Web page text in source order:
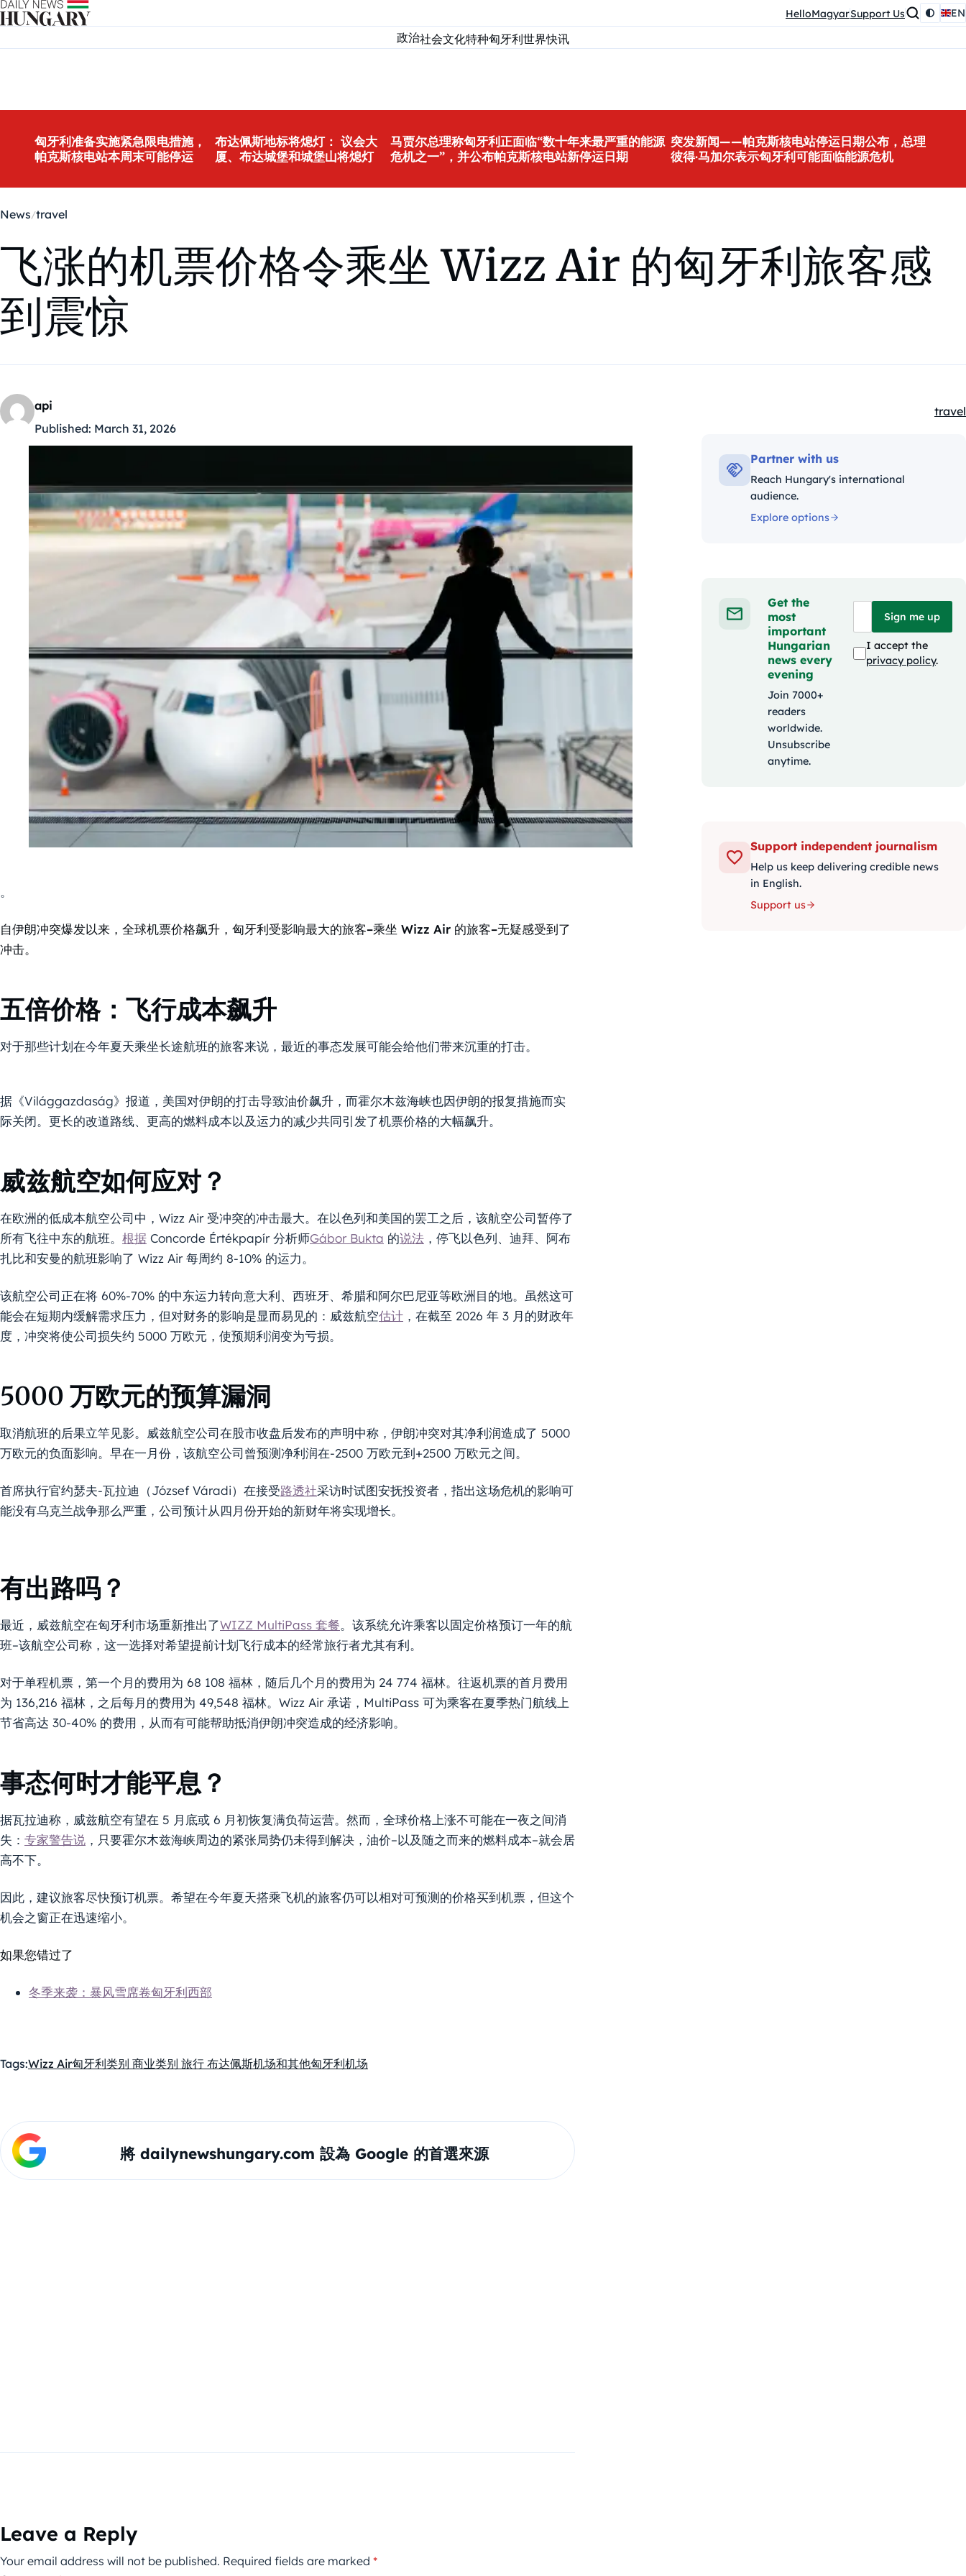
Skip to content HelloMagyarSupport Us EN
政治社会文化特种匈牙利世界快讯
匈牙利准备实施紧急限电措施，
帕克斯核电站本周末可能停运
布达佩斯地标将熄灯： 议会大
厦、布达城堡和城堡山将熄灯
马贾尔总理称匈牙利正面临“数十年来最严重的能源
危机之一”，并公布帕克斯核电站新停运日期
突发新闻——帕克斯核电站停运日期公布，总理
彼得·马加尔表示匈牙利可能面临能源危机
News travel
飞涨的机票价格令乘坐 Wizz Air 的匈牙利旅客感
到震惊
api
Published: March 31, 2026
travel
。
自伊朗冲突爆发以来，全球机票价格飙升，匈牙利受影响最大的旅客–乘坐 Wizz Air 的旅客–无疑感受到了
冲击。
五倍价格：飞行成本飙升
对于那些计划在今年夏天乘坐长途航班的旅客来说，最近的事态发展可能会给他们带来沉重的打击。
据《Világgazdaság》报道，美国对伊朗的打击导致油价飙升，而霍尔木兹海峡也因伊朗的报复措施而实
际关闭。更长的改道路线、更高的燃料成本以及运力的减少共同引发了机票价格的大幅飙升。
威兹航空如何应对？
在欧洲的低成本航空公司中，Wizz Air 受冲突的冲击最大。在以色列和美国的罢工之后，该航空公司暂停了
所有飞往中东的航班。 根据 Concorde Értékpapír 分析师Gábor Bukta 的说法 ，停飞以色列、迪拜、阿布
扎比和安曼的航班影响了 Wizz Air 每周约 8-10% 的运力。
该航空公司正在将 60%-70% 的中东运力转向意大利、西班牙、希腊和阿尔巴尼亚等欧洲目的地。虽然这可
能会在短期内缓解需求压力，但对财务的影响是显而易见的：威兹航空估计 ，在截至 2026 年 3 月的财政年
度，冲突将使公司损失约 5000 万欧元，使预期利润变为亏损。
5000 万欧元的预算漏洞
取消航班的后果立竿见影。威兹航空公司在股市收盘后发布的声明中称，伊朗冲突对其净利润造成了 5000
万欧元的负面影响。早在一月份，该航空公司曾预测净利润在-2500 万欧元到+2500 万欧元之间。
首席执行官约瑟夫-瓦拉迪（József Váradi）在接受路透社采访时试图安抚投资者，指出这场危机的影响可
能没有乌克兰战争那么严重，公司预计从四月份开始的新财年将实现增长。
有出路吗？
最近，威兹航空在匈牙利市场重新推出了WIZZ MultiPass 套餐。该系统允许乘客以固定价格预订一年的航
班–该航空公司称，这一选择对希望提前计划飞行成本的经常旅行者尤其有利。
对于单程机票，第一个月的费用为 68 108 福林，随后几个月的费用为 24 774 福林。往返机票的首月费用
为 136,216 福林，之后每月的费用为 49,548 福林。Wizz Air 承诺，MultiPass 可为乘客在夏季热门航线上
节省高达 30-40% 的费用，从而有可能帮助抵消伊朗冲突造成的经济影响。
事态何时才能平息？
据瓦拉迪称，威兹航空有望在 5 月底或 6 月初恢复满负荷运营。然而，全球价格上涨不可能在一夜之间消
失： 专家警告说 ，只要霍尔木兹海峡周边的紧张局势仍未得到解决，油价–以及随之而来的燃料成本–就会居
高不下。
因此，建议旅客尽快预订机票。希望在今年夏天搭乘飞机的旅客仍可以相对可预测的价格买到机票，但这个
机会之窗正在迅速缩小。
如果您错过了
冬季来袭：暴风雪席卷匈牙利西部
Tags:Wizz Air匈牙利类别 商业类别 旅行 布达佩斯机场和其他匈牙利机场
將 dailynewshungary.com 設為 Google 的首選來源
Leave a Reply
Your email address will not be published. Required fields are marked *
Partner with us
Reach Hungary's international
audience.
Explore options
Get the
most
important
Hungarian
news every
evening
Join 7000+
readers
worldwide.
Unsubscribe
anytime.
Sign me up
I accept the
privacy policy.
Support independent journalism
Help us keep delivering credible news
in English.
Support us